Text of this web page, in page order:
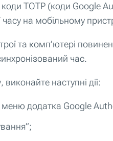
TOTP (коди Google
часу на мобільному
та комп’ютері
час.
наступні дії:
меню додатка Google